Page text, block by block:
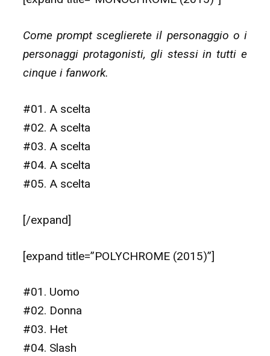
Come prompt sceglierete il personaggio o i
personaggi protagonisti, gli stessi in tutti e
cinque i fanwork.
#01. A scelta
#02. A scelta
#03. A scelta
#04. A scelta
#05. A scelta
[/expand]
[expand title=”POLYCHROME (2015)”]
#01. Uomo
#02. Donna
#03. Het
#04. Slash